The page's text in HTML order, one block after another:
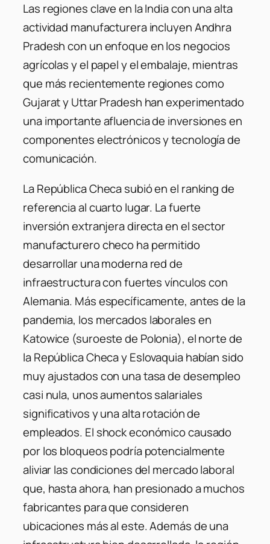
Las regiones clave en la India con una alta
actividad manufacturera incluyen Andhra
Pradesh con un enfoque en los negocios
agrícolas y el papel y el embalaje, mientras
que más recientemente regiones como
Gujarat y Uttar Pradesh han experimentado
una importante afluencia de inversiones en
componentes electrónicos y tecnología de
comunicación.
La República Checa subió en el ranking de
referencia al cuarto lugar. La fuerte
inversión extranjera directa en el sector
manufacturero checo ha permitido
desarrollar una moderna red de
infraestructura con fuertes vínculos con
Alemania. Más específicamente, antes de la
pandemia, los mercados laborales en
Katowice (suroeste de Polonia), el norte de
la República Checa y Eslovaquia habían sido
muy ajustados con una tasa de desempleo
casi nula, unos aumentos salariales
significativos y una alta rotación de
empleados. El shock económico causado
por los bloqueos podría potencialmente
aliviar las condiciones del mercado laboral
que, hasta ahora, han presionado a muchos
fabricantes para que consideren
ubicaciones más al este. Además de una